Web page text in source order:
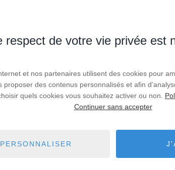
respect de votre vie privée est
et nos partenaires utilisent des cookies pour
proposer des contenus personnalisés et afin
quels cookies vous souhaitez activer ou non.
Continuer sans accepter
PERSONNALISER